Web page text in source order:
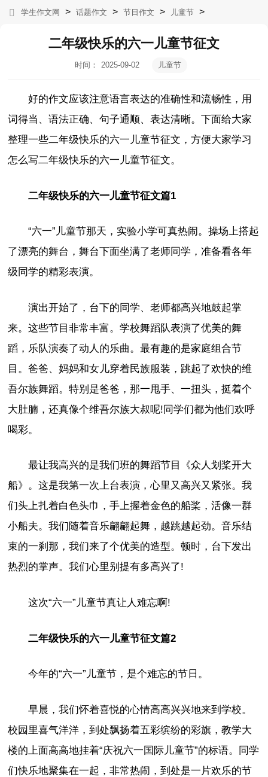
学生作文网 > 话题作文 > 节日作文 > 儿童节 >
二年级快乐的六一儿童节征文
时间：
2025-09-02
儿童节
好的作文应该注意语言表达的准确性和流畅性，用
词得当、语法正确、句子通顺、表达清晰。下面给大家
整理一些二年级快乐的六一儿童节征文，方便大家学习
怎么写二年级快乐的六一儿童节征文。
二年级快乐的六一儿童节征文篇1
“六一”儿童节那天，实验小学可真热闹。操场上搭起
了漂亮的舞台，舞台下面坐满了老师同学，准备看各年
级同学的精彩表演。
演出开始了，台下的同学、老师都高兴地鼓起掌
来。这些节目非常丰富。学校舞蹈队表演了优美的舞
蹈，乐队演奏了动人的乐曲。最有趣的是家庭组合节
目。爸爸、妈妈和女儿穿着民族服装，跳起了欢快的维
吾尔族舞蹈。特别是爸爸，那一甩手、一扭头，挺着个
大肚腩，还真像个维吾尔族大叔呢!同学们都为他们欢呼
喝彩。
最让我高兴的是我们班的舞蹈节目《众人划桨开大
船》。这是我第一次上台表演，心里又高兴又紧张。我
们头上扎着白色头巾，手上握着金色的船桨，活像一群
小船夫。我们随着音乐翩翩起舞，越跳越起劲。音乐结
束的一刹那，我们来了个优美的造型。顿时，台下发出
热烈的掌声。我们心里别提有多高兴了!
这次“六一”儿童节真让人难忘啊!
二年级快乐的六一儿童节征文篇2
今年的“六一”儿童节，是个难忘的节日。
早晨，我们怀着喜悦的心情高高兴兴地来到学校。
校园里喜气洋洋，到处飘扬着五彩缤纷的彩旗，教学大
楼的上面高高地挂着“庆祝六一国际儿童节”的标语。同学
们快乐地聚集在一起，非常热闹，到处是一片欢乐的节